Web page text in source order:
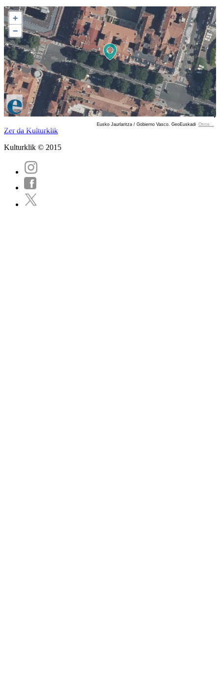
+
−
Eusko Jaurlaritza / Gobierno Vasco. GeoEuskadi Otros...
Zer da Kulturklik
Kulturklik © 2015